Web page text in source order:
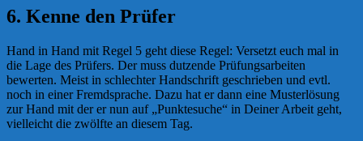
6. Kenne den Prüfer
Hand in Hand mit Regel 5 geht diese Regel: Versetzt euch mal in
die Lage des Prüfers. Der muss dutzende Prüfungsarbeiten
bewerten. Meist in schlechter Handschrift geschrieben und evtl.
noch in einer Fremdsprache. Dazu hat er dann eine Musterlösung
zur Hand mit der er nun auf „Punktesuche“ in Deiner Arbeit geht,
vielleicht die zwölfte an diesem Tag.